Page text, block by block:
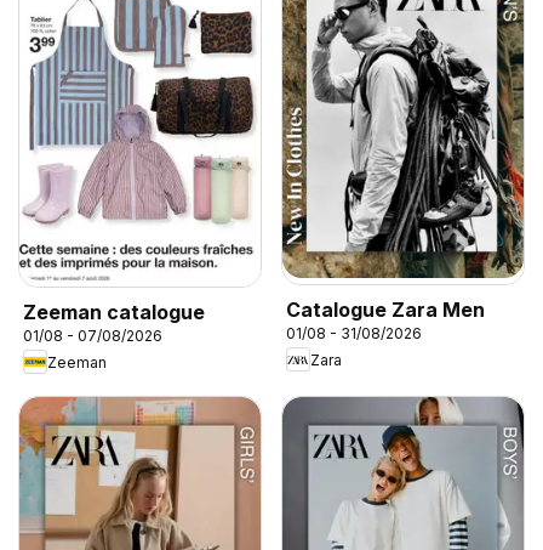
Zeeman catalogue
01/08 - 07/08/2026
Zeeman
Catalogue Zara Men
01/08 - 31/08/2026
Zara